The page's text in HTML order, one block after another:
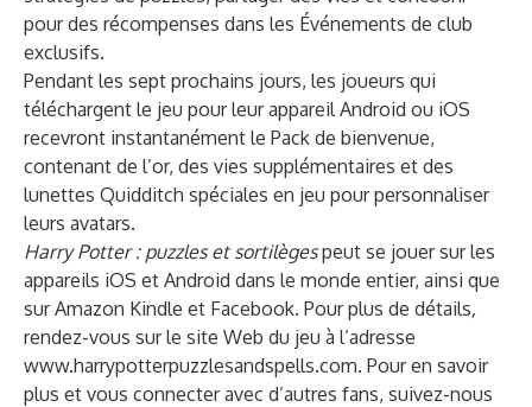
pour des récompenses dans les Événements de club
exclusifs.
Pendant les sept prochains jours, les joueurs qui
téléchargent le jeu pour leur appareil Android ou iOS
recevront instantanément le Pack de bienvenue,
contenant de l’or, des vies supplémentaires et des
lunettes Quidditch spéciales en jeu pour personnaliser
leurs avatars.
Harry Potter : puzzles et sortilègespeut se jouer sur les
appareils iOS et Android dans le monde entier, ainsi que
sur Amazon Kindle et Facebook. Pour plus de détails,
rendez-vous sur le site Web du jeu à l’adresse
www.harrypotterpuzzlesandspells.com. Pour en savoir
plus et vous connecter avec d’autres fans, suivez-nous